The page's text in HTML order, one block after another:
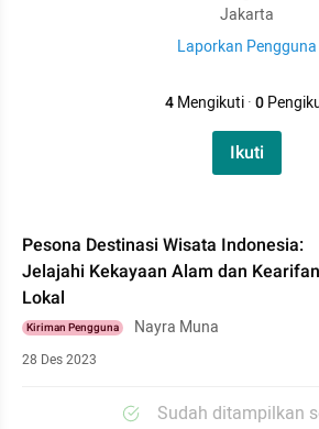
Jakarta
Laporkan Pengguna
4Mengikuti·0
Ikuti
Pesona Destinasi Wisata Indonesia:
Jelajahi Kekayaan Alam dan Kearifan
Lokal
Kiriman Pengguna Nayra Muna
28 Des 2023
Sudah ditampilkan